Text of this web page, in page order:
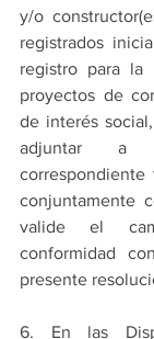
y/o
registrados
registro para
proyectos de
de interés
adjuntar
correspondiente
conjuntamente
valide el
conformidad
presente
6. En las